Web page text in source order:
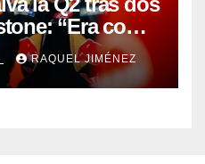
“Era como
de obra”
RAQUEL JIMÉNEZ